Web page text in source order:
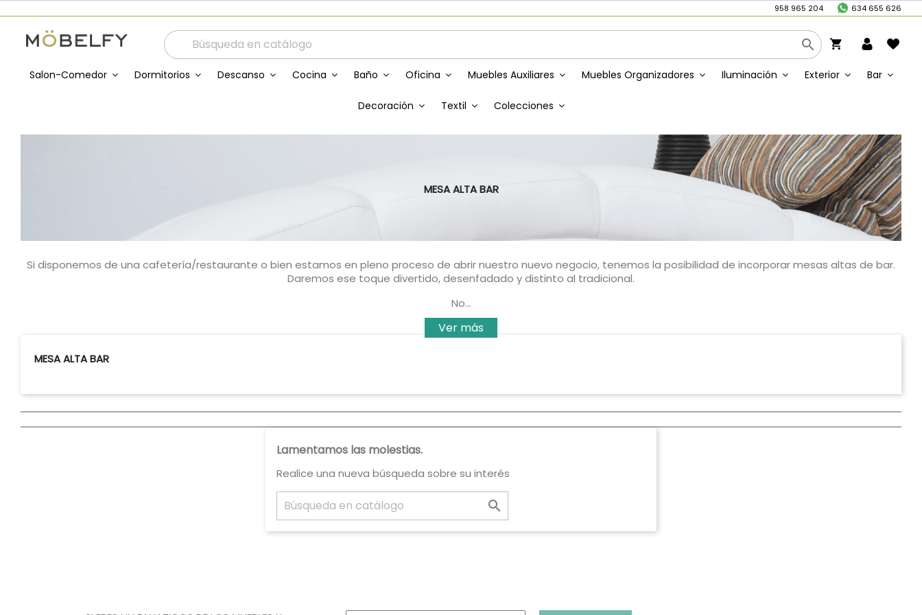
958 965 204/ 634 655 626
 shopping_cart
Salon-Comedor Dormitorios Descanso Cocina Baño Oficina Muebles Auxiliares Muebles Organizadores Iluminación Exterior Bar
Decoración Textil Colecciones
MESA ALTA BAR
Si disponemos de una cafetería/restaurante o bien estamos en pleno proceso de abrir nuestro nuevo negocio, tenemos la posibilidad de incorporar mesas altas de bar.
Daremos ese toque divertido, desenfadado y distinto al tradicional.
No...
Ver más
MESA ALTA BAR
Lamentamos las molestias.
Realice una nueva búsqueda sobre su interés
